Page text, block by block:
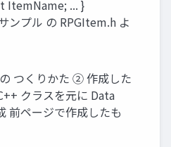
ItemName; ... }
ンプル の RPGItem.h よ
つくりかた ② 作成した
クラスを元に Data
前ページで作成したも